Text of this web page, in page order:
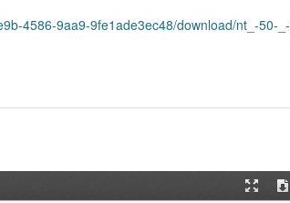
9fe1ade3ec48/download/nt_-50-_-pib-dos-